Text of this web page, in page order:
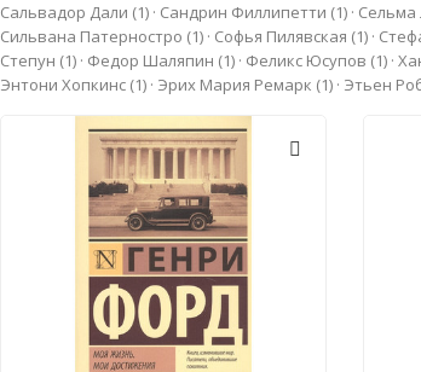
Сальвадор Дали (1) · Сандрин Филлипетти (1) · Сельма
Сильвана Патерностро (1) · Софья Пилявская (1) ·
Степун (1) · Федор Шаляпин (1) · Феликс Юсупов (1) ·
Энтони Хопкинс (1) · Эрих Мария Ремарк (1) · Этьен